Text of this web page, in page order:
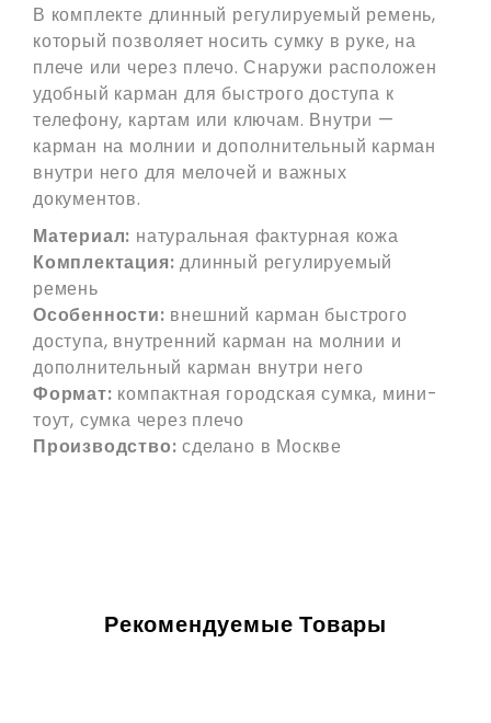
В комплекте длинный регулируемый ремень,
который позволяет носить сумку в руке, на
плече или через плечо. Снаружи расположен
удобный карман для быстрого доступа к
телефону, картам или ключам. Внутри —
карман на молнии и дополнительный карман
внутри него для мелочей и важных
документов.
Материал: натуральная фактурная кожа
Комплектация: длинный регулируемый
ремень
Особенности: внешний карман быстрого
доступа, внутренний карман на молнии и
дополнительный карман внутри него
Формат: компактная городская сумка, мини-
тоут, сумка через плечо
Производство: сделано в Москве
Рекомендуемые Товары